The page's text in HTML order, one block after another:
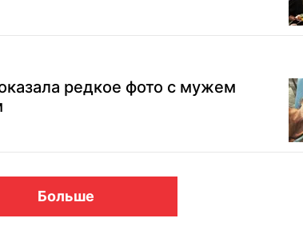
редкое фото с мужем
Больше